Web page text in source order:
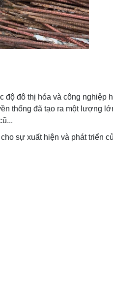
đô thị hóa và công nghiệp
thống đã tạo ra một lượng
sự xuất hiện và phát triển